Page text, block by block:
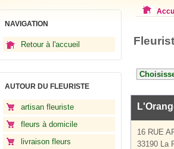
NAVIGATION
Retour à l'accueil
AUTOUR DU FLEURISTE
artisan fleuriste
fleurs à domicile
livraison fleurs
16 RUE
33190 La